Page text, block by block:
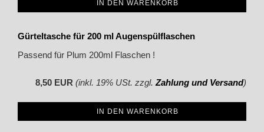
IN DEN WARENKORB
Gürteltasche für 200 ml Augenspülflaschen
Passend für Plum 200ml Flaschen !
8,50 EUR (inkl. 19% USt. zzgl. Zahlung und Versand)
IN DEN WARENKORB